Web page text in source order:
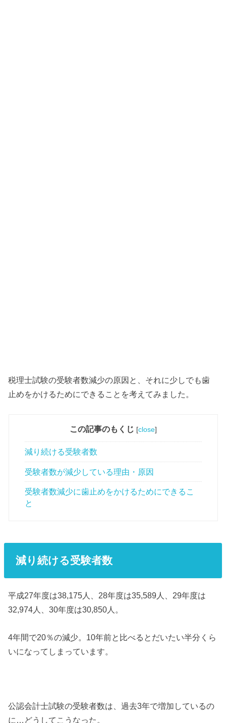
税理士試験の受験者数減少の原因と、それに少しでも歯
止めをかけるためにできることを考えてみました。
この記事のもくじ [close]
減り続ける受験者数
受験者数が減少している理由・原因
受験者数減少に歯止めをかけるためにできるこ
と
減り続ける受験者数
平成27年度は38,175人、28年度は35,589人、29年度は
32,974人、30年度は30,850人。
4年間で20％の減少。10年前と比べるとだいたい半分くら
いになってしまっています。
公認会計士試験の受験者数は、過去3年で増加しているの
に…どうしてこうなった。